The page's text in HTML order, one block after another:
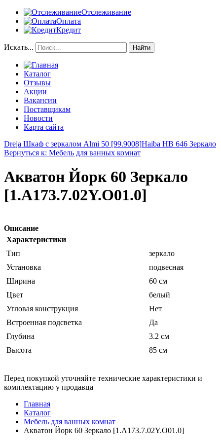
Отслеживание
Оплата
Кредит
Искать... Найти
Каталог
Отзывы
Акции
Вакансии
Поставщикам
Новости
Карта сайта
Dreja Шкаф с зеркалом Almi 50 [99.9008]Haiba HB 646 Зеркало
Вернуться к: Мебель для ванных комнат
Акватон Йорк 60 Зеркало
[1.A173.7.02Y.O01.0]
Описание
Характеристики
Тип
зеркало
Установка
подвесная
Ширина
60 см
Цвет
белый
Угловая конструкция
Нет
Встроенная подсветка
Да
Глубина
3.2 см
Высота
85 см
Перед покупкой уточняйте технические характеристики и
комплектацию у продавца
Главная
Каталог
Мебель для ванных комнат
Акватон Йорк 60 Зеркало [1.A173.7.02Y.O01.0]